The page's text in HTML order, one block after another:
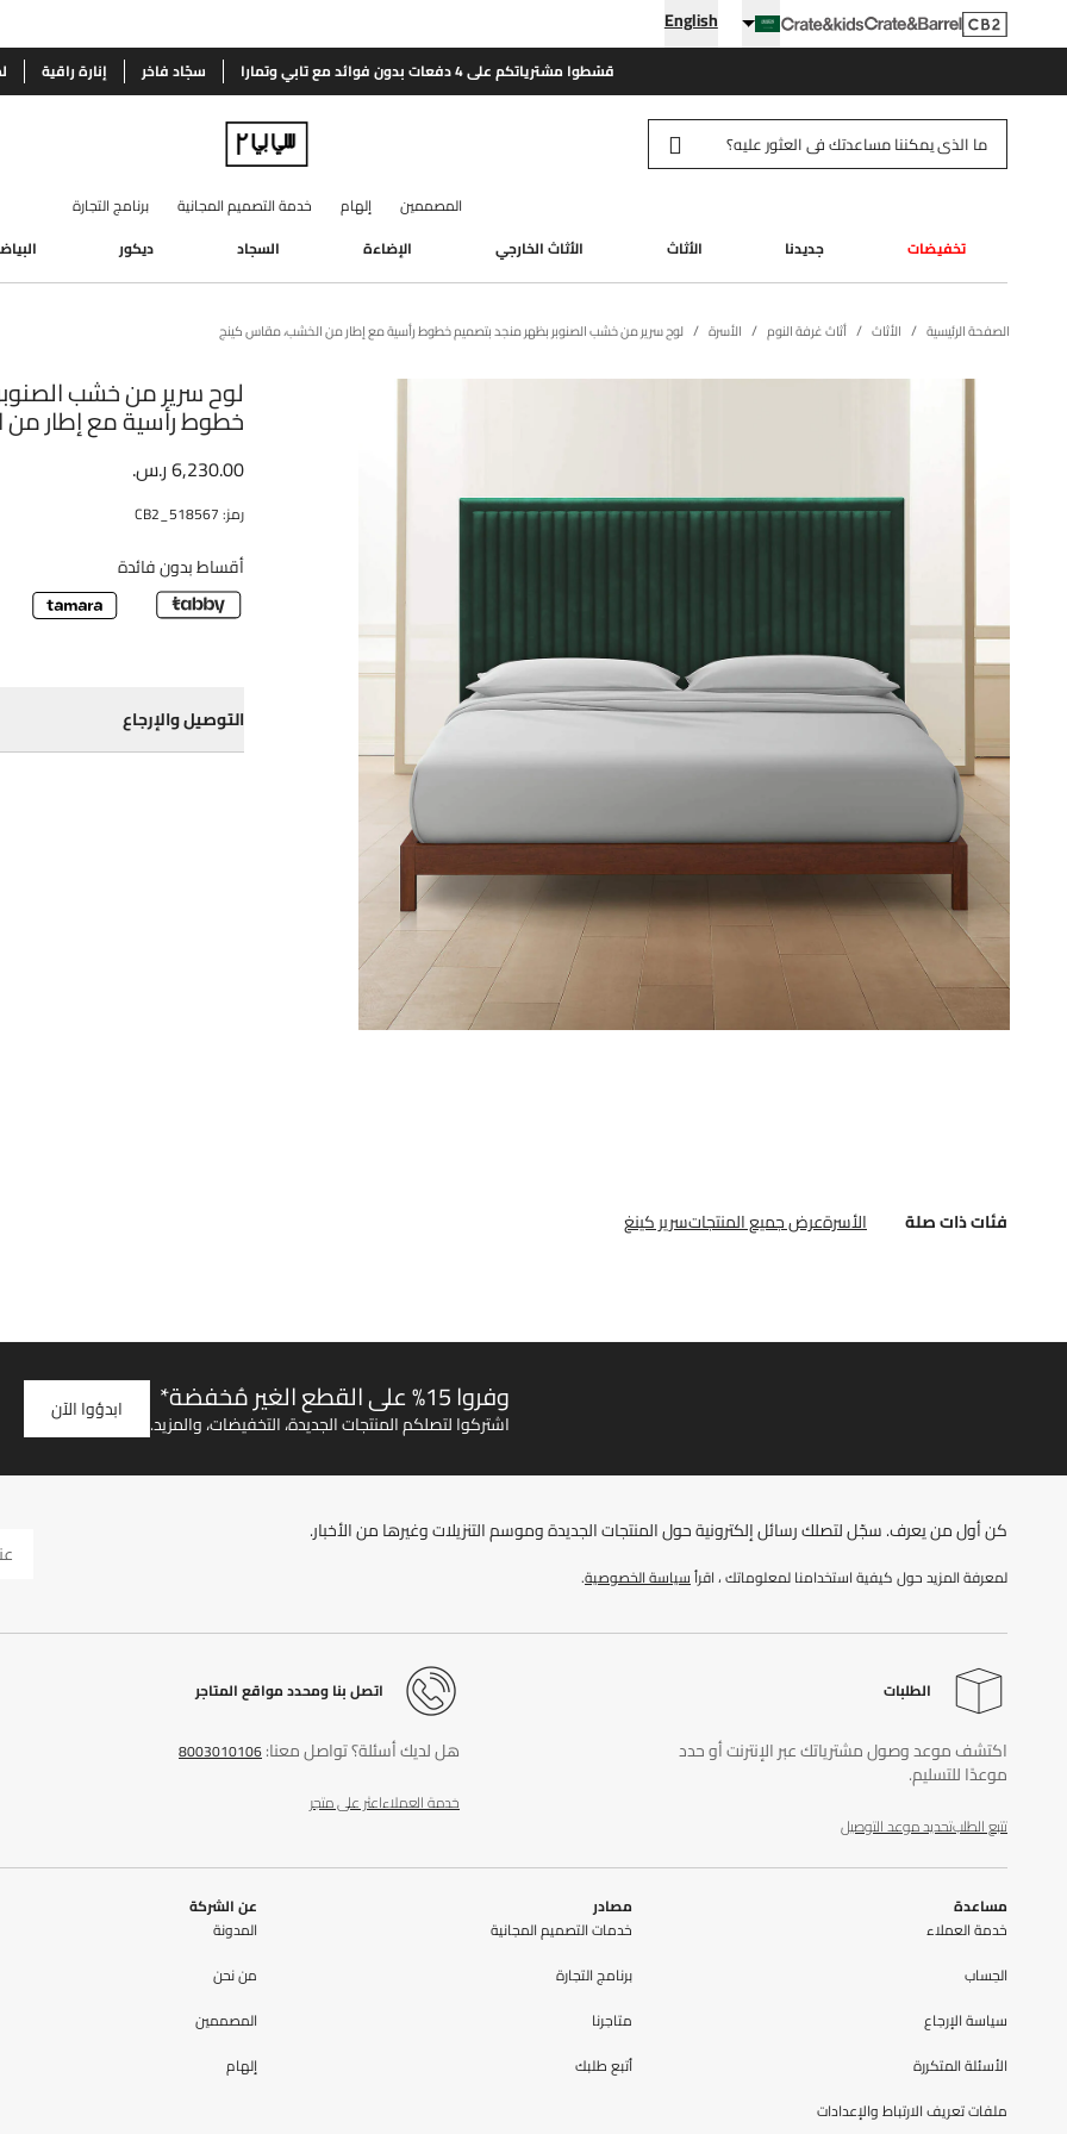
English
قسّطوا مشترياتكم على 4 دفعات بدون فوائد مع تابي وتمارا سجّاد فاخر إنارة راقية
المصممين إلهام خدمة التصميم المجانية
برنامج التجارة
تخفيضات
جديدنا الأثاث الأثاث الخارجي الإضاءة السجاد ديكور
الصفحة الرئيسية الأثاث أثاث غرفة النوم الأسرة لوح سرير من خشب الصنوبر بظهر منجد بتصميم خطوط رأسية مع إطار من الخشب، مقاس كينج
لوح سرير من خشب
خطوط رأسية مع إطار
6,230.00 ر.س.
رمز:
518567_CB2
أقساط بدون فائدة
التوصيل والإرجاع
فئات ذات صلة الأسرةعرض جميع المنتجاتسرير كينغ
وفروا 15% على القطع الغير مُخفضة*
اشتركوا لتصلكم المنتجات الجديدة، التخفيضات، والمزيد. ابدؤوا الآن
كن أول من يعرف. سجّل لتصلك رسائل إلكترونية حول المنتجات الجديدة وموسم التنزيلات وغيرها من الأخبار.
لمعرفة المزيد حول كيفية استخدامنا لمعلوماتك ، اقرأسياسة الخصوصية.
الطلبات
اكتشف موعد وصول مشترياتك عبر الإنترنت أو حدد
موعدًا للتسليم.
تتبع الطلبتحديد موعد التوصيل
اتصل بنا ومحدد مواقع المتاجر
هل لديك أسئلة؟ تواصل معنا:8003010106
خدمة العملاءاعثر على متجر
مساعدة
خدمة العملاء
الحِساب
سياسة الإرجاع
الأسئلة المتكررة
ملفات تعريف الارتباط والإعدادات
مصادر
خدمات التصميم المجانية
برنامج التجارة
متاجرنا
أتبع طلبك
عن الشركة
المدونة
من نحن
المصممين
إلهام